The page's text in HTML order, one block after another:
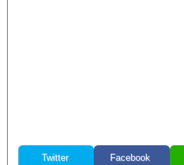
Twitter Facebook